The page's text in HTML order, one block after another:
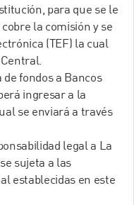
para que se le
la comisión y se
(TEF) la cual
fondos a Bancos
ingresar a la
se enviará a través
legal a La
sujeta a las
establecidas en este